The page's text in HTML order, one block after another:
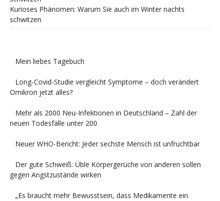
Kurioses Phänomen: Warum Sie auch im Winter nachts
schwitzen
Mein liebes Tagebuch
Long-Covid-Studie vergleicht Symptome – doch verändert
Omikron jetzt alles?
Mehr als 2000 Neu-Infektionen in Deutschland – Zahl der
neuen Todesfälle unter 200
Neuer WHO-Bericht: Jeder sechste Mensch ist unfruchtbar
Der gute Schweiß: Üble Körpergerüche von anderen sollen
gegen Angstzustände wirken
„Es braucht mehr Bewusstsein, dass Medikamente ein